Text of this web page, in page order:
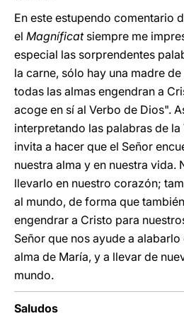
En este estupendo comentario
el Magníficat siempre me
especial las sorprendentes
la carne, sólo hay una madre
todas las almas engendran a
acoge en sí al Verbo de Dios".
interpretando las palabras de
invita a hacer que el Señor
nuestra alma y en nuestra vida.
llevarlo en nuestro corazón;
al mundo, de forma que
engendrar a Cristo para
Señor que nos ayude a
alma de María, y a llevar de
mundo.
Saludos